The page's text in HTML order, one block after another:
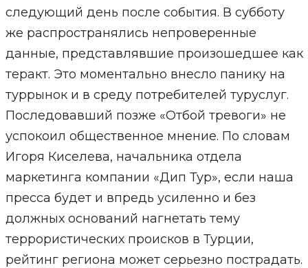
следующий день после события. В субботу
же распространялись непроверенные
данные, представлявшие произошедшее как
теракт. Это моментально внесло панику на
туррынок и в среду потребителей туруслуг.
Последовавший позже «Отбой тревоги» не
успокоил общественное мнение. По словам
Игоря Киселева, начальника отдела
маркетинга компании «Дип Тур», если наша
пресса будет и впредь усиленно и без
должных оснований нагнетать тему
террористических происков в Турции,
рейтинг региона может серьезно пострадать.